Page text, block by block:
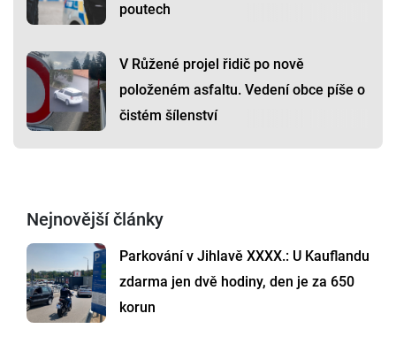
poutech
V Růžené projel řidič po nově
položeném asfaltu. Vedení obce píše o
čistém šílenství
Nejnovější články
Parkování v Jihlavě XXXX.: U Kauflandu
zdarma jen dvě hodiny, den je za 650
korun